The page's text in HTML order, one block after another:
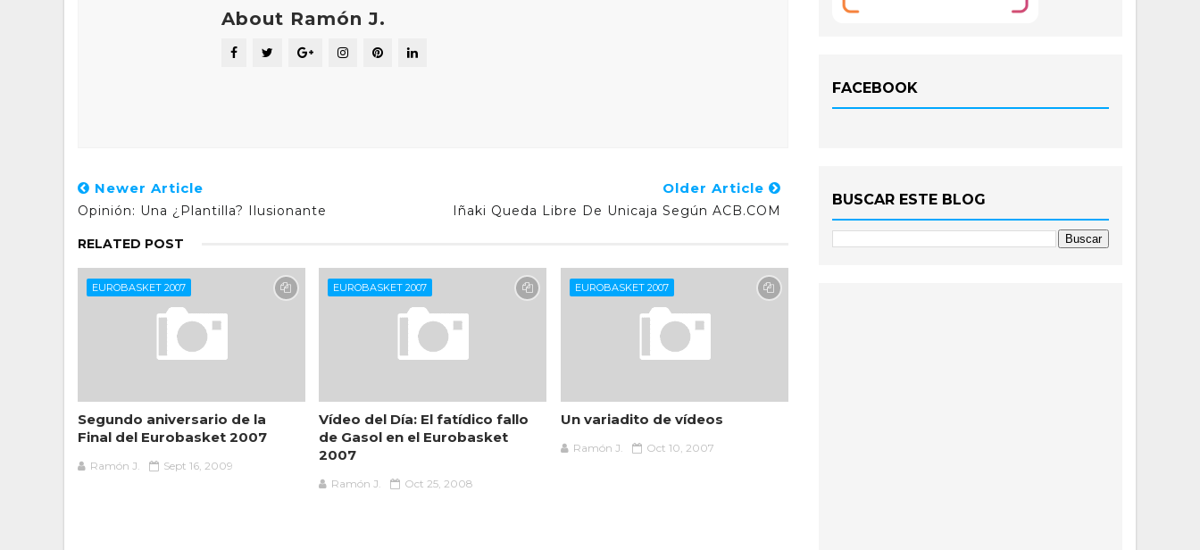
About Ramón J.
Newer Article
Opinión: Una ¿plantilla? Ilusionante
Older Article
Iñaki Queda Libre De Unicaja Según ACB.COM
RELATED POST
EUROBASKET 2007
Segundo aniversario de la
Final del Eurobasket 2007
Ramón J. Sept 16, 2009
EUROBASKET 2007
Vídeo del Día: El fatídico fallo
de Gasol en el Eurobasket
2007
Ramón J. Oct 25, 2008
EUROBASKET 2007
Un variadito de vídeos
Ramón J. Oct 10, 2007
FACEBOOK
BUSCAR ESTE BLOG